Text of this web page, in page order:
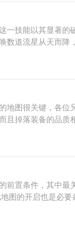
一技能以其显著的
数道流星从天而降
地图很关键，各位
且掉落装备的品质
前置条件，其中最
图的开启也是必要